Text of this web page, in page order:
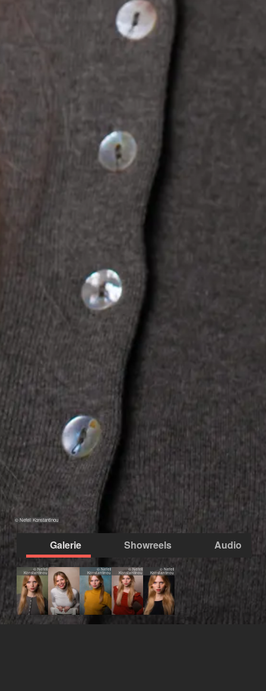
© Nefeli Konstantinou
Galerie Showreels Audio
© Nefeli
Konstantinou
© Nefeli
Konstantinou
© Nefeli
Konstantinou
© Nefeli
Konstantinou